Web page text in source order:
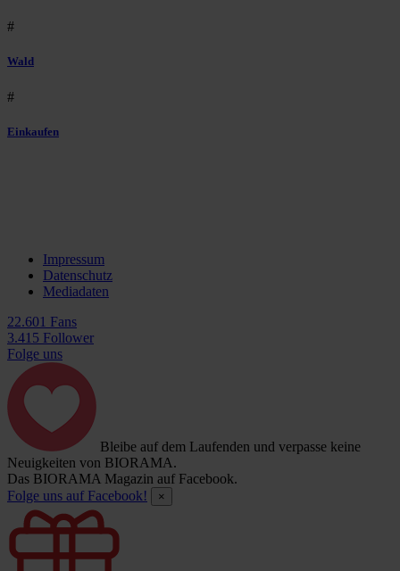
#
Wald
#
Einkaufen
Impressum
Datenschutz
Mediadaten
22.601 Fans
3.415 Follower
Folge uns
Bleibe auf dem Laufenden und verpasse keine
Neuigkeiten von BIORAMA.
Das BIORAMA Magazin auf Facebook.
Folge uns auf Facebook!
×